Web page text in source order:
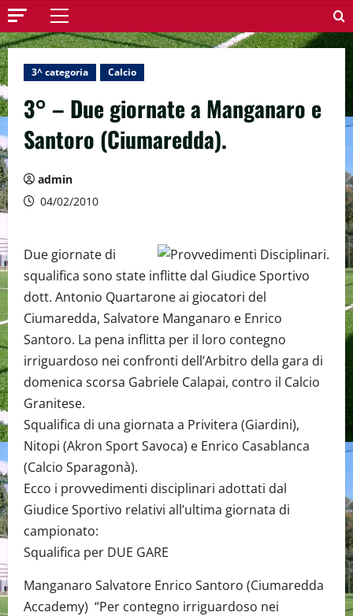
Menu
principale
3^ categoria Calcio
3° – Due giornate a Manganaro e
Santoro (Ciumaredda).
admin
04/02/2010
Due giornate di
squalifica sono state inflitte dal Giudice Sportivo
dott. Antonio Quartarone ai giocatori del
Ciumaredda, Salvatore Manganaro e Enrico
Santoro. La pena inflitta per il loro contegno
irriguardoso nei confronti dell’Arbitro della gara di
domenica scorsa Gabriele Calapai, contro il Calcio
Granitese.
Squalifica di una giornata a Privitera (Giardini),
Nitopi (Akron Sport Savoca) e Enrico Casablanca
(Calcio Sparagonà).
Ecco i provvedimenti disciplinari adottati dal
Giudice Sportivo relativi all’ultima giornata di
campionato:
Squalifica per DUE GARE
Manganaro Salvatore Enrico Santoro (Ciumaredda
Accademy) “Per contegno irriguardoso nei